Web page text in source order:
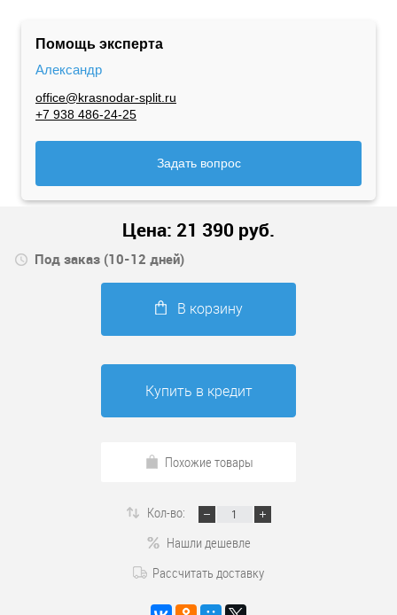
Помощь эксперта
Александр
office@krasnodar-split.ru
+7 938 486-24-25
Задать вопрос
Цена: 21 390 руб.
Под заказ (10-12 дней)
В корзину
Купить в кредит
Похожие товары
Кол-во:
Нашли дешевле
Рассчитать доставку